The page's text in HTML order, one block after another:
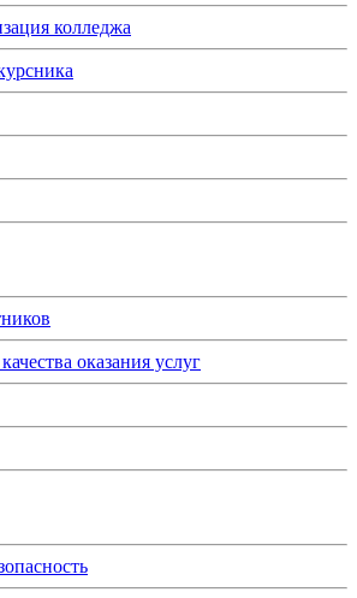
колледжа
оказания услуг